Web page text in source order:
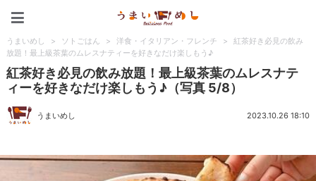
うまいめし > ソトごはん > 洋食・イタリアン・フレンチ >
紅茶好き必見の飲み
放題！最上級茶葉のムレスナティーを好きなだけ楽しもう♪
紅茶好き必見の飲み放題！最上級茶葉のムレスナテ
ィーを好きなだけ楽しもう♪（写真 5/8）
うまいめし 2023.10.26 18:10